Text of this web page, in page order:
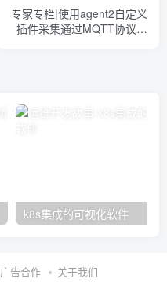
专家专栏|使用agent2自定义
插件采集通过MQTT协议发
k8s集成的可视化软件
广告合作 关于我们